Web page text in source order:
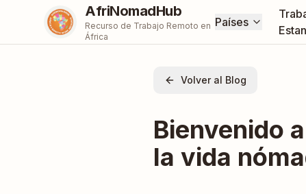
AfriNomadHub
Recurso de Trabajo Remoto en
África
Países
Volver al Blog
Bienvenido
la vida